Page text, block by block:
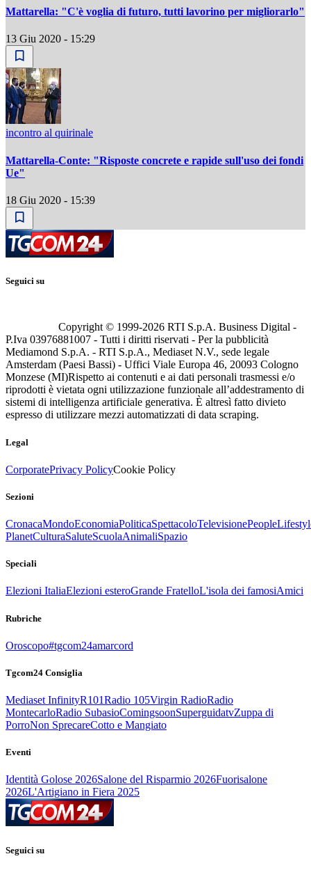
Mattarella: "C'è voglia di futuro, tutti lavorino per migliorarlo"
13 Giu 2020 - 15:29
incontro al quirinale
Mattarella-Conte: "Risposte concrete e rapide sull'uso dei fondi
Ue"
18 Giu 2020 - 15:39
Seguici su
Copyright © 1999-2026 RTI S.p.A. Business Digital -
P.Iva 03976881007 - Tutti i diritti riservati - Per la pubblicità
Mediamond S.p.A. - RTI S.p.A., Mediaset N.V., sede legale
Amsterdam (Paesi Bassi) - Uffici Viale Europa 46, 20093 Cologno
Monzese (MI)Rispetto ai contenuti e ai dati personali trasmessi e/o
riprodotti è vietata ogni utilizzazione funzionale all’addestramento di
sistemi di intelligenza artificiale generativa. È altresì fatto divieto
espresso di utilizzare mezzi automatizzati di data scraping.
Legal
CorporatePrivacy PolicyCookie Policy
Sezioni
CronacaMondoEconomiaPoliticaSpettacoloTelevisionePeople
PlanetCulturaSaluteScuolaAnimaliSpazio
Speciali
Elezioni ItaliaElezioni esteroGrande FratelloL'isola dei famosiAmici
Rubriche
Oroscopo#tgcom24amarcord
Tgcom24 Consiglia
Mediaset InfinityR101Radio 105Virgin RadioRadio
MontecarloRadio SubasioComingsoonSuperguidatvZuppa di
PorroNon SprecareCotto e Mangiato
Eventi
Identità Golose 2026Salone del Risparmio 2026Fuorisalone
2026L'Artigiano in Fiera 2025
Seguici su